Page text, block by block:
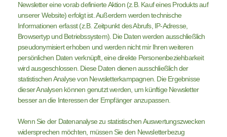
Newsletter eine vorab definierte Aktion (z.B. Kauf eines Produkts auf
unserer Website) erfolgt ist. Außerdem werden technische
Informationen erfasst (z.B. Zeitpunkt des Abrufs, IP-Adresse,
Browsertyp und Betriebssystem). Die Daten werden ausschließlich
pseudonymisiert erhoben und werden nicht mir Ihren weiteren
persönlichen Daten verknüpft, eine direkte Personenbeziehbarkeit
wird ausgeschlossen. Diese Daten dienen ausschließlich der
statistischen Analyse von Newsletterkampagnen. Die Ergebnisse
dieser Analysen können genutzt werden, um künftige Newsletter
besser an die Interessen der Empfänger anzupassen.
Wenn Sie der Datenanalyse zu statistischen Auswertungszwecken
widersprechen möchten, müssen Sie den Newsletterbezug